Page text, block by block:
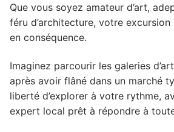
Que vous soyez amateur d’art,
féru d’architecture, votre
en conséquence.
Imaginez parcourir les galeries
après avoir flâné dans un marché
liberté d’explorer à votre rythme,
expert local prêt à répondre à